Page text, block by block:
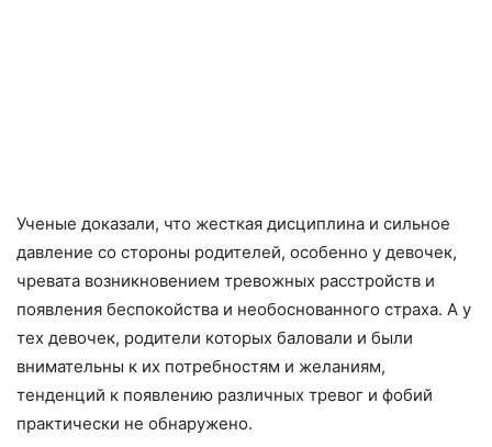
Ученые доказали, что жесткая дисциплина и сильное
давление со стороны родителей, особенно у девочек,
чревата возникновением тревожных расстройств и
появления беспокойства и необоснованного страха. А у
тех девочек, родители которых баловали и были
внимательны к их потребностям и желаниям,
тенденций к появлению различных тревог и фобий
практически не обнаружено.